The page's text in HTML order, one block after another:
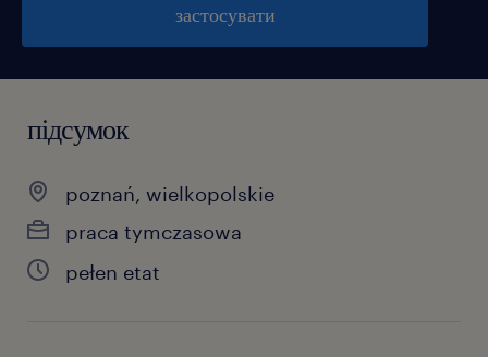
застосувати
підсумок
poznań, wielkopolskie
praca tymczasowa
pełen etat